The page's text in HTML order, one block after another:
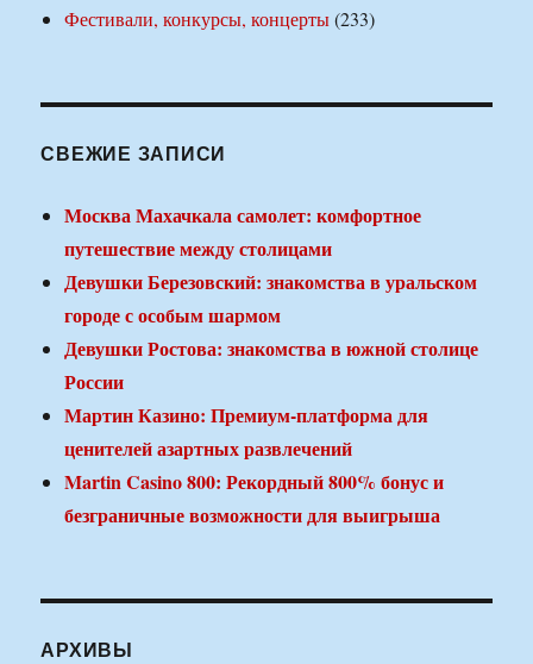
Фестивали, конкурсы, концерты(233)
СВЕЖИЕ ЗАПИСИ
Москва Махачкала самолет: комфортное
путешествие между столицами
Девушки Березовский: знакомства в уральском
городе с особым шармом
Девушки Ростова: знакомства в южной столице
России
Мартин Казино: Премиум-платформа для
ценителей азартных развлечений
Martin Casino 800: Рекордный 800% бонус и
безграничные возможности для выигрыша
АРХИВЫ